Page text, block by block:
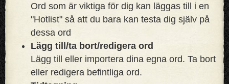
Ord som är viktiga för dig kan läggas till i en
"Hotlist" så att du bara kan testa dig själv på
dessa ord
Lägg till/ta bort/redigera ord
Lägg till eller importera dina egna ord. Ta bort
eller redigera befintliga ord.